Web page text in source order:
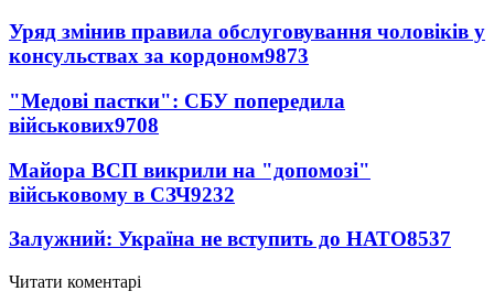
Уряд змінив правила обслуговування чоловіків у
консульствах за кордоном9873
"Медові пастки": СБУ попередила
військових9708
Майора ВСП викрили на "допомозі"
військовому в СЗЧ9232
Залужний: Україна не вступить до НАТО8537
Читати коментарі